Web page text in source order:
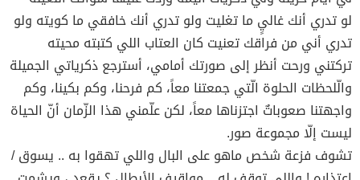
لو تدري أنك غاليٍ ما تغليت ولو تدري أنك خافقي ما كويته ولو
تدري أني من فراقك تعنيت كان العتاب اللي كتبته محيته
تركتني ورحت أنظر إلى صورتك أمامي، أسترجع ذكرياتي الجميلة
والّلحظات الحلوة الّتي جمعتنا معاً، كم فرحنا، وكم بكينا، وكم
واجهتنا صعوباتٌ اجتزناها معاً، لكن علّمني هذا الزّمان أنّ الحياة
ليست إلّا مجموعة صور.
تشوف فزعة شخص ماهو على البال واللي تهقوا به .. يسوق /